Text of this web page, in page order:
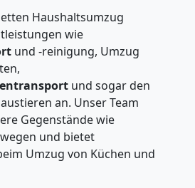
Haushaltsumzug
wie
und -reinigung, Umzug
und sogar den
an. Unser Team
Gegenstände wie
und bietet
Umzug von Küchen und